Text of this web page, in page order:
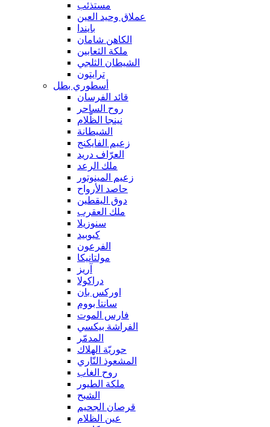
مستذئب
عملاق وحيد العين
بايندا
الكاهن شامان
ملكة الثعابين
الشيطان الثلجي
ترايتون
أسطوري بطل
قائد الفرسان
روح الساحر
نينجا الظّلام
الشيطانة
زعيم الفايكنج
العرّاف دريد
ملك الرعد
زعيم المينوتور
حاصد الأرواح
دوق اليقطين
ملك العقرب
سنوزيلا
كيوبيد
الفرعون
مولتانيكا
آريز
دراكولا
اوركس بان
سانتا بووم
فارس الموت
الفراشة بيكسي
المدمّر
حوريّة الهلاك
المشعوذ النّاري
روح الغاب
ملكة الطيور
الشبح
قرصان الجحيم
عين الظلام